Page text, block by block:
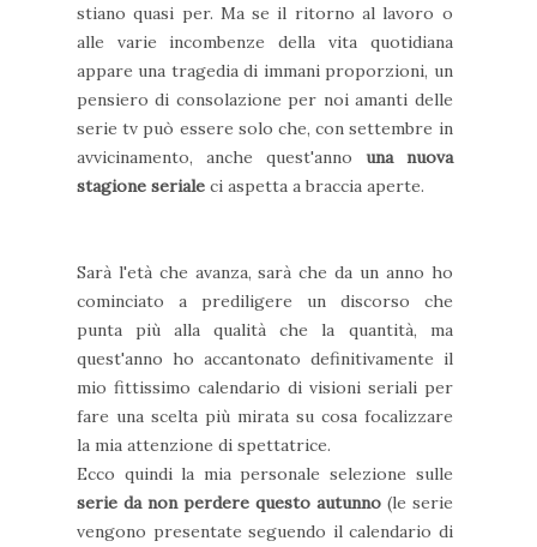
stiano quasi per. Ma se il ritorno al lavoro o
alle varie incombenze della vita quotidiana
appare una tragedia di immani proporzioni, un
pensiero di consolazione per noi amanti delle
serie tv può essere solo che, con settembre in
avvicinamento, anche quest'anno una nuova
stagione seriale ci aspetta a braccia aperte.
Sarà l'età che avanza, sarà che da un anno ho
cominciato a prediligere un discorso che
punta più alla qualità che la quantità, ma
quest'anno ho accantonato definitivamente il
mio fittissimo calendario di visioni seriali per
fare una scelta più mirata su cosa focalizzare
la mia attenzione di spettatrice.
Ecco quindi la mia personale selezione sulle
serie da non perdere questo autunno(le serie
vengono presentate seguendo il calendario di